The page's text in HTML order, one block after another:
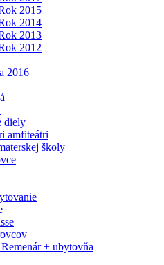
2015
2014
2013
2012
2016
diely
amfiteátri
školy
+ ubytovňa